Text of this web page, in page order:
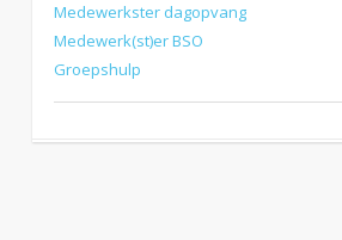
Medewerkster dagopvang
Medewerk(st)er BSO
Groepshulp